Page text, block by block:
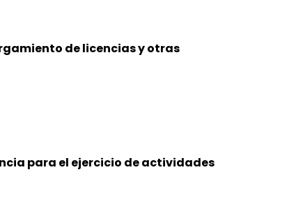
de licencias y otras
para el ejercicio de actividades